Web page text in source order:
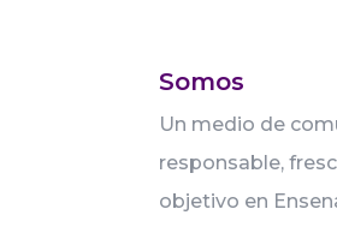
Somos
Un medio de
responsable,
objetivo en